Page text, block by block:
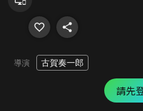
導演 古賀奏一郎
請先